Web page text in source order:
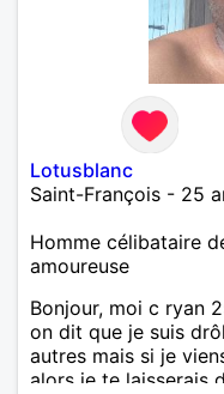
Lotusblanc
Saint-François - 25
Homme célibataire
amoureuse
Bonjour, moi c ryan
on dit que je suis
autres mais si je
alors je te laisserais